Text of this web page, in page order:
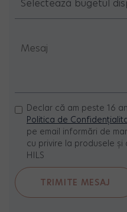
Declar că am peste 16
Politica de
pe email informări de
cu privire la produsele
HILS